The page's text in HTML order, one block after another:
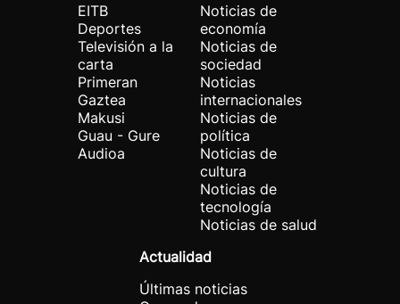
EITB
Deportes
Televisión a la
carta
Primeran
Gaztea
Makusi
Guau - Gure
Audioa
Noticias de
economía
Noticias de
sociedad
Noticias
internacionales
Noticias de
política
Noticias de
cultura
Noticias de
tecnología
Noticias de salud
Actualidad
Últimas noticias